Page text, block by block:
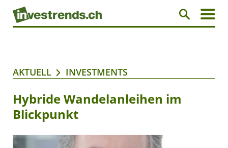
AKTUELL INVESTMENTS
Hybride Wandelanleihen im
Blickpunkt